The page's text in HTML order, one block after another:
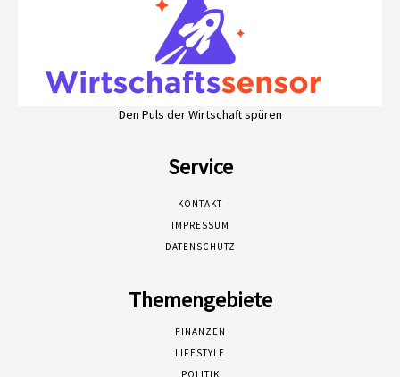
Den Puls der Wirtschaft spüren
Service
KONTAKT
IMPRESSUM
DATENSCHUTZ
Themengebiete
FINANZEN
LIFESTYLE
POLITIK